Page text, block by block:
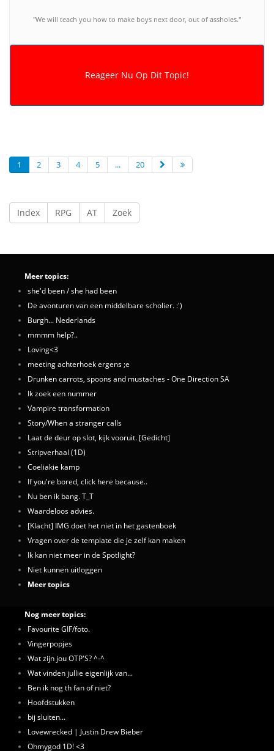
"We will teach you how to make boys next door, out of assholes."
1 2 3 4 5 ... 20
Index RPG AT Zoek
Meer topics:
she'd been / she had been
De avonturen van een middelbare scholier. :')
Burgh... Nederlands
mmmm help?..
Loving<3
meeting achterhoek ergens ;e
Drunken carrots, spoons and mustaches - One Direction SA
Ik zoek een nummer
Vampire transformation
Story/When a stranger calls
Laat de deur op slot, kijk vooruit. [Gedicht]
Stripverhaal (1D)
Coeliakie kamp
If you're bored, click here because..
Nu ben ik bang. T_T
Waardeloos advies.
[Klacht] IMG doet het niet in het gastenboek
Vragen over de template die je zelf kan maken
Ik kan niet meer in de Spotlight?
Niet kunnen uitloggen
Meer topics
Nog meer topics:
Favourite GIF/foto.
Vingerpopjes
Wat zijn jou OTP'S? ^-^
Wat vinden jullie eigenlijk van...
Ben ik nog th fan of niet?
Hoofdstukken
bij sluiten...
Lovewrecked | Justin Drew Bieber
Ohmygod 1D! <3